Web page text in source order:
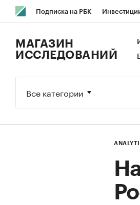
Подписка на РБК
Исследования Кредитные
МАГАЗИН
ИССЛЕДОВАНИЙ
Все категории